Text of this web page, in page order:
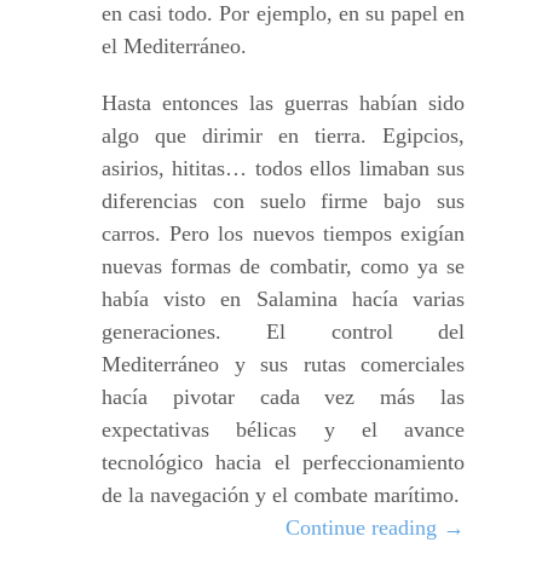
en casi todo. Por ejemplo, en su papel en
el Mediterráneo.
Hasta entonces las guerras habían sido
algo que dirimir en tierra. Egipcios,
asirios, hititas… todos ellos limaban sus
diferencias con suelo firme bajo sus
carros. Pero los nuevos tiempos exigían
nuevas formas de combatir, como ya se
había visto en Salamina hacía varias
generaciones. El control del
Mediterráneo y sus rutas comerciales
hacía pivotar cada vez más las
expectativas bélicas y el avance
tecnológico hacia el perfeccionamiento
de la navegación y el combate marítimo.
Continue reading →